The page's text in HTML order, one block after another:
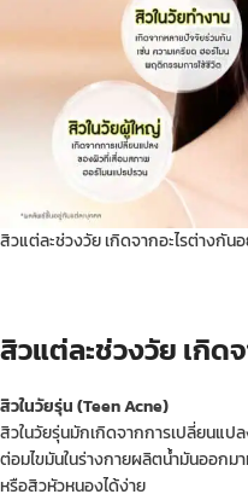
สิวแต่ละช่วงวัย เกิดจากอะไรต่างกันอ
สิวแต่ละช่วงวัย เกิด
สิวในวัยรุ่น (Teen Acne)
สิวในวัยรุ่นมักเกิดจากการเปลี่ยนแป
ต่อมไขมันในร่างกายผลิตน้ำมันออก
หรือสิวหัวหนองได้ง่าย